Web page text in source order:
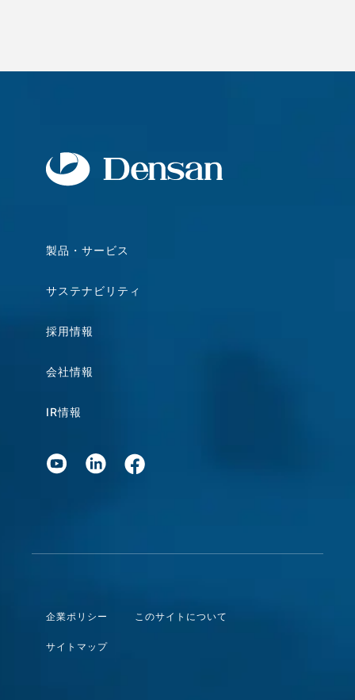
製品・サービス
サステナビリティ
採用情報
会社情報
IR情報
企業ポリシー このサイトについて
サイトマップ